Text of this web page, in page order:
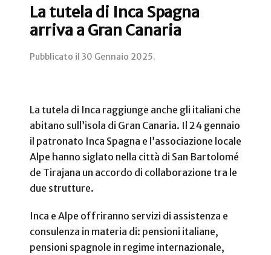
La tutela di Inca Spagna
arriva a Gran Canaria
Pubblicato il 30 Gennaio 2025.
La tutela di Inca raggiunge anche gli italiani che
abitano sull’isola di Gran Canaria. Il 24 gennaio
il patronato Inca Spagna e l’associazione locale
Alpe hanno siglato nella città di San Bartolomé
de Tirajana un accordo di collaborazione tra le
due strutture.
Inca e Alpe offriranno servizi di assistenza e
consulenza in materia di: pensioni italiane,
pensioni spagnole in regime internazionale,